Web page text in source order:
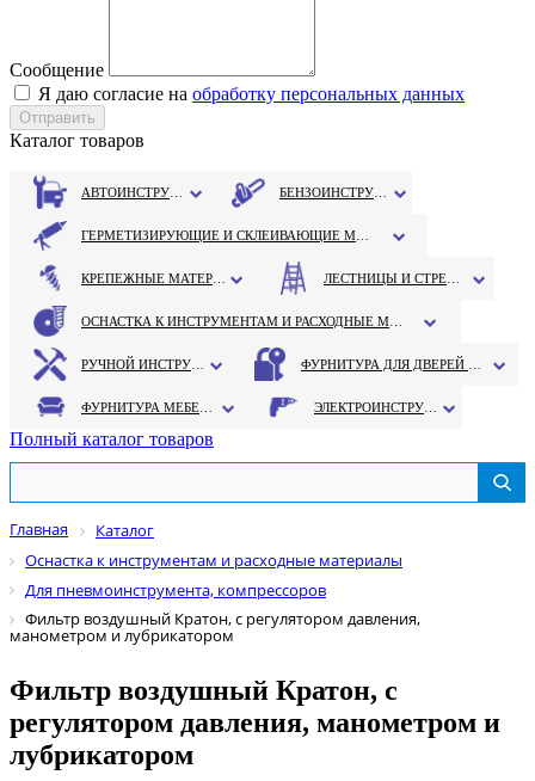
Сообщение
Я даю согласие на обработку персональных данных
Каталог товаров
Полный каталог товаров
Главная
Каталог
Оснастка к инструментам и расходные материалы
Для пневмоинструмента, компрессоров
Фильтр воздушный Кратон, с регулятором давления,
манометром и лубрикатором
Фильтр воздушный Кратон, с
регулятором давления, манометром и
лубрикатором